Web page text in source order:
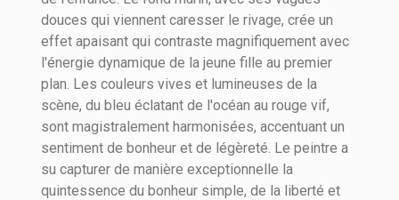
douces qui viennent caresser le rivage, crée un
effet apaisant qui contraste magnifiquement avec
l'énergie dynamique de la jeune fille au premier
plan. Les couleurs vives et lumineuses de la
scène, du bleu éclatant de l'océan au rouge vif,
sont magistralement harmonisées, accentuant un
sentiment de bonheur et de légèreté. Le peintre a
su capturer de manière exceptionnelle la
quintessence du bonheur simple, de la liberté et